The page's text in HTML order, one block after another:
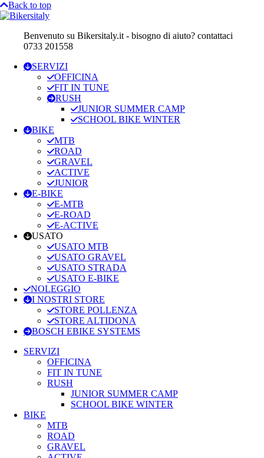
Back to top
Benvenuto su Bikersitaly.it - bisogno di aiuto? contattaci
0733 201558
SERVIZI
OFFICINA
FIT IN TUNE
RUSH
JUNIOR SUMMER CAMP
SCHOOL BIKE WINTER
BIKE
MTB
ROAD
GRAVEL
ACTIVE
JUNIOR
E-BIKE
E-MTB
E-ROAD
E-ACTIVE
USATO
USATO MTB
USATO GRAVEL
USATO STRADA
USATO E-BIKE
NOLEGGIO
I NOSTRI STORE
STORE POLLENZA
STORE ALTIDONA
BOSCH EBIKE SYSTEMS
SERVIZI
OFFICINA
FIT IN TUNE
RUSH
JUNIOR SUMMER CAMP
SCHOOL BIKE WINTER
BIKE
MTB
ROAD
GRAVEL